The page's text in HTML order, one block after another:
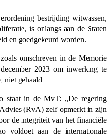
bestrijding witwassen,
is onlangs aan de Staten
en goedgekeurd worden.
omschreven in de Memorie
2023 om inwerking te
niet gehaald.
staat in de MvT: ,,De regering
(RvA) zelf opmerkt in zijn
de integriteit van het financiële
voldoet aan de internationale